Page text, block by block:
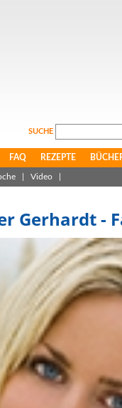
SUCHE
FAQ REZEPTE
Video
Gerhardt -